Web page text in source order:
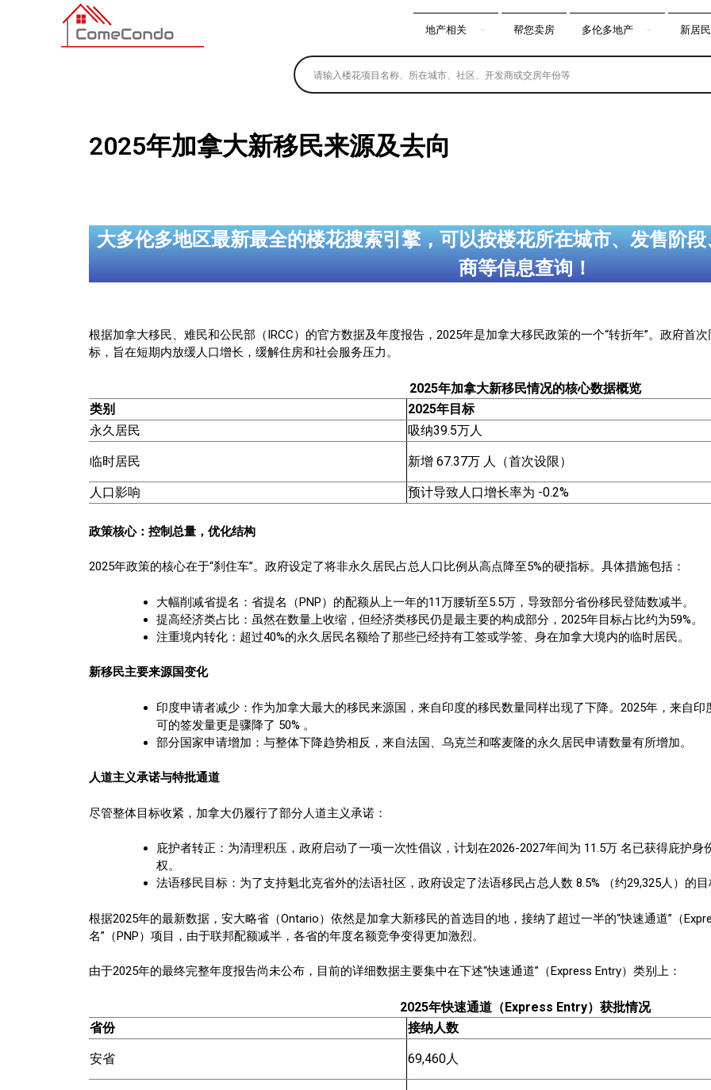
多伦多最新最全的楼花搜索引擎
地产相关 帮您卖房 多伦多地产 新居民
2025年加拿大新移民来源及去向
大多伦多地区最新最全的楼花搜索引擎，可以按楼花所在城市、发售阶
商等信息查询！
根据加拿大移民、难民和公民部（IRCC）的官方数据及年度报告，2025年是加拿大移民政策的一个“转折年”。政府首
标，旨在短期内放缓人口增长，缓解住房和社会服务压力。
2025年加拿大新移民情况的核心数据概览
类别
2025年目标
人口影响 预计导致人口增长率为 -0.2%
永久居民 吸纳39.5万人
临时居民 新增 67.37万 人（首次设限）
政策核心：控制总量，优化结构
2025年政策的核心在于“刹住车”。政府设定了将非永久居民占总人口比例从高点降至5%的硬指标。具体措施包括：
大幅削减省提名：省提名（PNP）的配额从上一年的11万腰斩至5.5万，导致部分省份移民登陆数减半。
提高经济类占比：虽然在数量上收缩，但经济类移民仍是最主要的构成部分，2025年目标占比约为59%。
注重境内转化：超过40%的永久居民名额给了那些已经持有工签或学签、身在加拿大境内的临时居民。
新移民主要来源国变化
印度申请者减少：作为加拿大最大的移民来源国，来自印度的移民数量同样出现了下降。2025年，来自
可的签发量更是骤降了 50% 。
部分国家申请增加：与整体下降趋势相反，来自法国、乌克兰和喀麦隆的永久居民申请数量有所增加。
人道主义承诺与特批通道
尽管整体目标收紧，加拿大仍履行了部分人道主义承诺：
庇护者转正：为清理积压，政府启动了一项一次性倡议，计划在2026-2027年间为 11.5万 名已获得庇护
权。
法语移民目标：为了支持魁北克省外的法语社区，政府设定了法语移民占总人数 8.5% （约29,325人）的目
根据2025年的最新数据，安大略省（Ontario）依然是加拿大新移民的首选目的地，接纳了超过一半的“快速通道”（
名”（PNP）项目，由于联邦配额减半，各省的年度名额竞争变得更加激烈。
由于2025年的最终完整年度报告尚未公布，目前的详细数据主要集中在下述“快速通道”（Express Entry）类别上：
2025年快速通道（Express Entry）获批情况
省份
接纳人数
安省 69,460人